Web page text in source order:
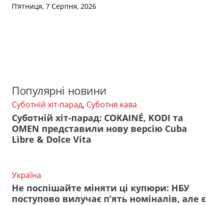
П’ятниця, 7 Серпня, 2026
Популярні новини
Суботній хіт-парад, Суботня кава
Суботній хіт-парад: COKAINÉ, KODI та
OMEN представили нову версію Cuba
Libre & Dolce Vita
Україна
Не поспішайте міняти ці купюри: НБУ
поступово вилучає п’ять номіналів, але є